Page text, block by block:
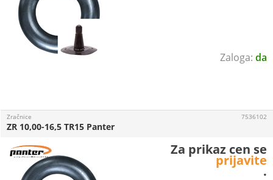
da
Zračnice
ZR 10,00-16,5 TR15 Panter
7536102
Za prikaz cen se
prijavite
.